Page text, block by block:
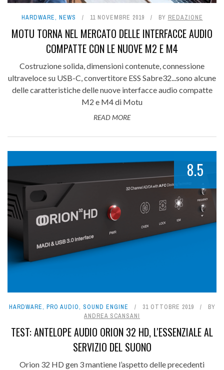
HARDWARE, NEWS 11 NOVEMBRE 2019 BY REDAZIONE
MOTU TORNA NEL MERCATO DELLE INTERFACCE AUDIO
COMPATTE CON LE NUOVE M2 E M4
Costruzione solida, dimensioni contenute, connessione
ultraveloce su USB-C, convertitore ESS Sabre32...sono alcune
delle caratteristiche delle nuove interfacce audio compatte
M2 e M4 di Motu
READ MORE
8.5
HARDWARE, PRO AUDIO, SOUND ENGINE 31 OTTOBRE 2019
BY
ANDREA SCANSANI
TEST: ANTELOPE AUDIO ORION 32 HD, L'ESSENZIALE AL
SERVIZIO DEL SUONO
Orion 32 HD gen 3 mantiene l’aspetto delle precedenti